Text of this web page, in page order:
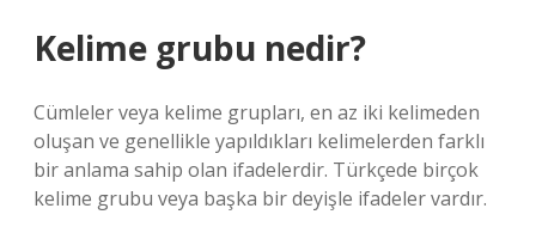
Kelime grubu nedir?
Cümleler veya kelime grupları, en az iki kelimeden
oluşan ve genellikle yapıldıkları kelimelerden farklı
bir anlama sahip olan ifadelerdir. Türkçede birçok
kelime grubu veya başka bir deyişle ifadeler vardır.